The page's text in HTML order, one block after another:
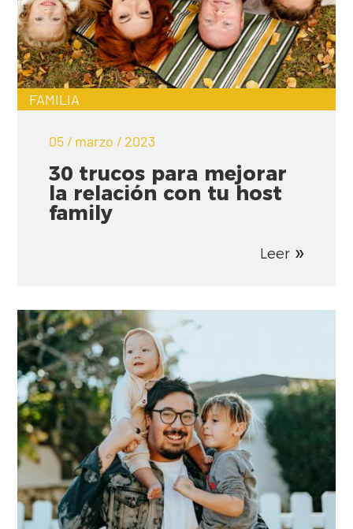
FAMILIA
05 / marzo / 2023
30 trucos para mejorar
la relación con tu host
family
Leer